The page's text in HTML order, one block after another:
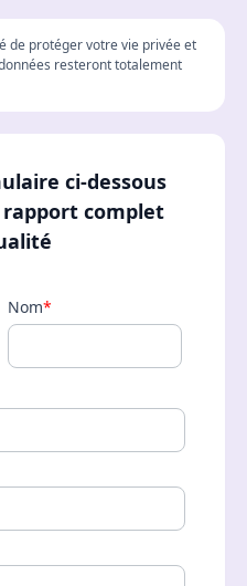
de protéger votre vie privée et
resteront totalement
ci‑dessous
complet
Nom*